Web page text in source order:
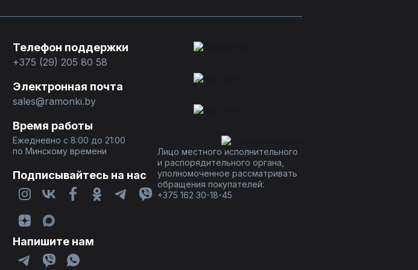
Телефон поддержки
+375 (29) 205 80 58
Электронная почта
sales@ramonki.by
Время работы
Ежедневно с 8:00 до 21:00
по Минскому времени
Подписывайтесь на нас
Напишите нам
Лицо местного исполнительного
и распорядительного органа,
уполномоченное рассматривать
обращения покупателей:
+375 162 30-18-45